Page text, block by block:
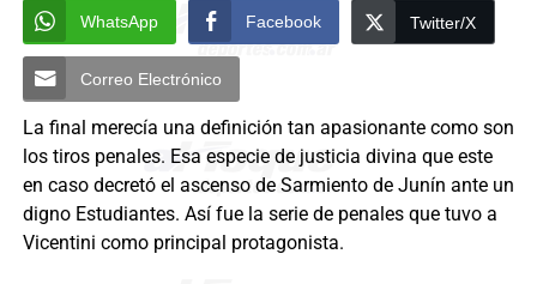
WhatsApp Facebook Twitter/X
Correo Electrónico
La final merecía una definición tan apasionante como son
los tiros penales. Esa especie de justicia divina que este
en caso decretó el ascenso de Sarmiento de Junín ante un
digno Estudiantes. Así fue la serie de penales que tuvo a
Vicentini como principal protagonista.